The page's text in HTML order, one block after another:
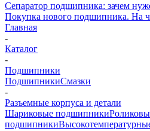
Сепаратор подшипника: зачем
Покупка нового подшипника. На
Главная
-
Каталог
-
Подшипники
ПодшипникиСмазки
-
Разъемные корпуса и детали
Шариковые подшипники
подшипники